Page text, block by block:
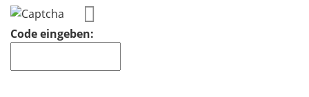
Code eingeben: